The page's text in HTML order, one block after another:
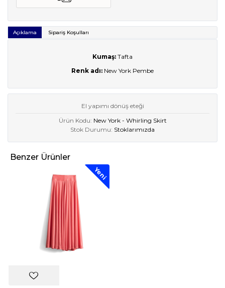
Açıklama Sipariş Koşulları
Kumaş: Tafta
Renk adı: New York Pembe
El yapımı dönüş eteği
Ürün Kodu: New York - Whirling Skirt
Stok Durumu: Stoklarımızda
Benzer Ürünler
Yeni